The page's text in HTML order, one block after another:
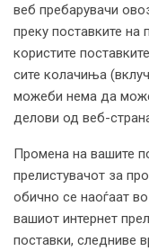
веб пребарувачи
преку поставките на
користите
сите колачиња
можеби нема да
делови од веб-
Промена на вашите
прелистувачот за
обично се наоѓаат
вашиот интернет
поставки, следниве